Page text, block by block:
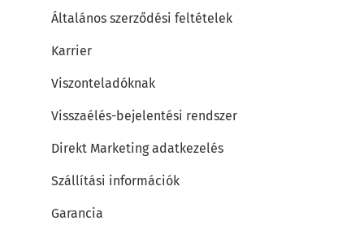
Általános szerződési feltételek
Karrier
Viszonteladóknak
Visszaélés-bejelentési rendszer
Direkt Marketing adatkezelés
Szállítási információk
Garancia